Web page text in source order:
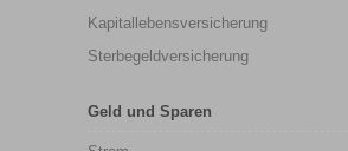
Kapitallebensversicherung
Sterbegeldversicherung
Geld und Sparen